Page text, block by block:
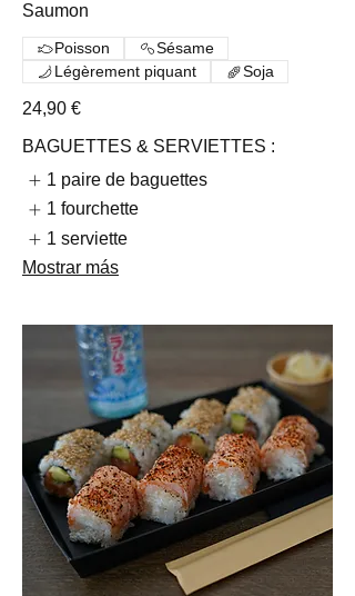
Saumon
24,90 €
Poisson
Sésame
Légèrement piquant
Soja
BAGUETTES & SERVIETTES :
1 paire de baguettes
1 fourchette
1 serviette
Mostrar más